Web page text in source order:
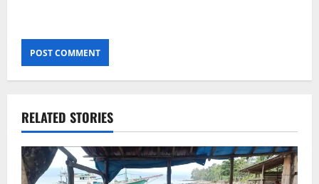
RELATED STORIES